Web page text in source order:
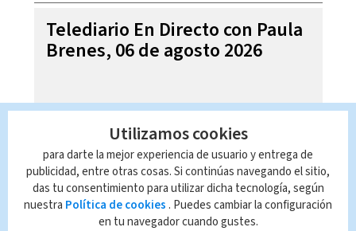
Telediario En Directo con Paula
Brenes, 06 de agosto 2026
Utilizamos cookies
para darte la mejor experiencia de usuario y entrega de
publicidad, entre otras cosas. Si continúas navegando el sitio,
das tu consentimiento para utilizar dicha tecnología, según
nuestra Política de cookies . Puedes cambiar la configuración
en tu navegador cuando gustes.